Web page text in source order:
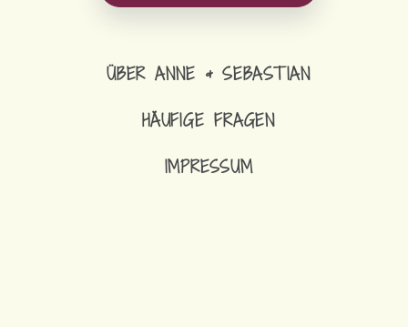
ÜBER ANNE & SEBASTIAN
HÄUFIGE FRAGEN
IMPRESSUM